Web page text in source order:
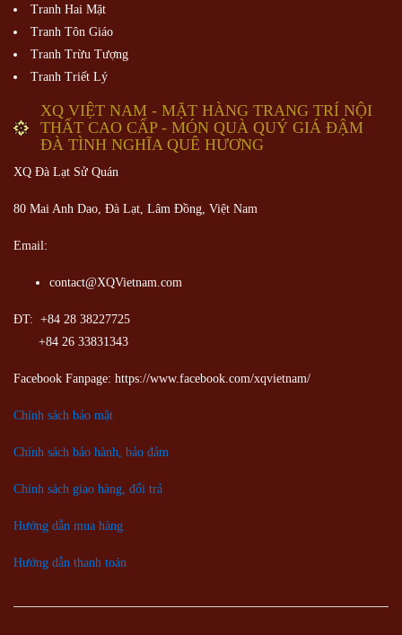
Tranh Hai Mặt
Tranh Tôn Giáo
Tranh Trừu Tượng
Tranh Triết Lý
XQ VIỆT NAM - MẶT HÀNG TRANG TRÍ NỘI
THẤT CAO CẤP - MÓN QUÀ QUÝ GIÁ ĐẬM
ĐÀ TÌNH NGHĨA QUÊ HƯƠNG
XQ Đà Lạt Sử Quán
80 Mai Anh Dao, Đà Lạt, Lâm Đồng, Việt Nam
Email:
contact@XQVietnam.com
ĐT: +84 28 38227725
+84 26 33831343
Facebook Fanpage: https://www.facebook.com/xqvietnam/
Chính sách bảo mật
Chính sách bảo hành, bảo đảm
Chính sách giao hàng, đổi trả
Hướng dẫn mua hàng
Hướng dẫn thanh toán